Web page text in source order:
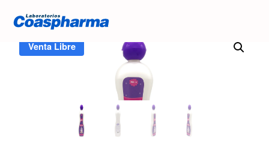
Inicio/Tienda /COLONIA TERSURA NIÑA
Venta Libre